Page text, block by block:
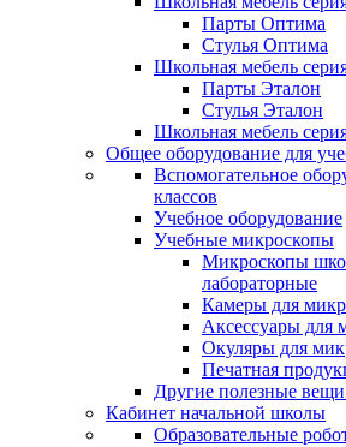
Парты Оптима
Стулья Оптима
Школьная мебель
Парты Эталон
Стулья Эталон
Школьная мебель
Общее оборудование для
Вспомогательное
классов
Учебное оборудование
Учебные микроскопы
Микроскопы
лабораторные
Камеры для
Аксессуары для
Окуляры для
Печатная
Другие полезные вещи
Кабинет начальной школы
Образовательные